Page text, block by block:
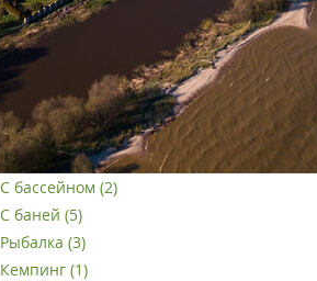
С бассейном (2)
С баней (5)
Рыбалка (3)
Кемпинг (1)